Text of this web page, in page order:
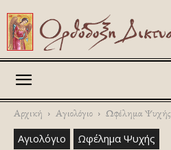
Αρχική Αγιολόγιο Ωφέλημα Ψυχής
Αγιολόγιο Ωφέλημα Ψυχής